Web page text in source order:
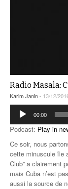
Radio Masala:
Karim Janin- 13/12/
Lecteur
audio
00:00
Podcast: Play in
Ce soir, nous
cette minuscule île
Club” a clairement
mais Cuba n’est
aussi la source de